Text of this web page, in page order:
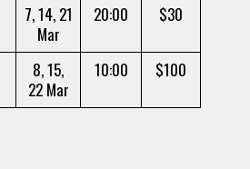
7, 14, 21
Mar
20:00 $30
8, 15,
22 Mar
10:00 $100